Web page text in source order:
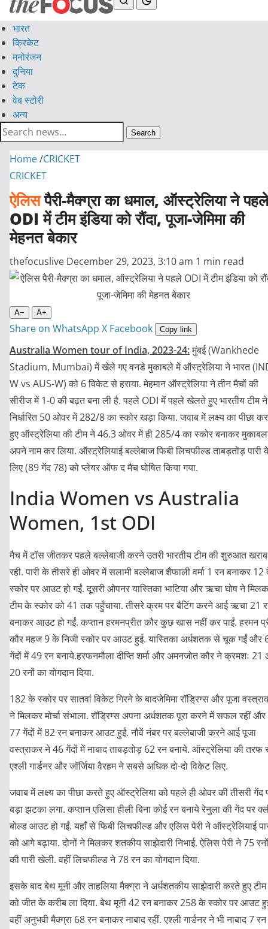
भारत
क्रिकेट
मनोरंजन
दुनिया
टेक
वेब स्टोरी
अन्य
Search
Home/CRICKET
CRICKET
ऐलिसपैरी-मैक्ग्रा का धमाल, ऑस्ट्रेलिया ने पहले
ODI में टीम इंडिया को रौंदा, पूजा-जेमिमा की
मेहनत बेकार
thefocuslive December 29, 2023, 3:10 am 1 min read
A− A+
Share on WhatsApp X Facebook Copy link
Australia Women tour of India, 2023-24:मुंबई (Wankhede
Stadium, Mumbai) में खेले गए वनडे मुकाबले में ऑस्ट्रेलिया ने भारत
W vs AUS-W) को 6 विकेट से हराया. मेहमान ऑस्ट्रेलिया ने तीन मैचों की
सीरीज में 1-0 की बढ़त बना ली है. पहले ODI में पहले खेलते हुए भारतीय टीम ने
निर्धारित 50 ओवर में 282/8 का स्कोर खड़ा किया. जवाब में लक्ष्य का पीछा
हुए ऑस्ट्रेलिया की टीम ने 46.3 ओवर में ही 285/4 का स्कोर बनाकर
अपने नाम कर लिया. ऑस्ट्रेलियाई बल्लेबाज फिबी लिचफील्ड ताबड़तोड़ पारी
लिए (89 गेंद 78) को प्लेयर ऑफ द मैच घोषित किया गया.
India Women vs Australia
Women, 1st ODI
मैच में टॉस जीतकर पहले बल्लेबाजी करने उतरी भारतीय टीम की शुरुआत खराब
रही. पारी के तीसरे ही ओवर में सलामी बल्लेबाज शैफाली वर्मा 1 रन बनाकर
स्कोर पर आउट हो गईं. दूसरी ओपनर यास्तिका भाटिया और ऋचा घोष ने
टीम के स्कोर को 41 तक पहुँचाया. तीसरे क्रम पर बैटिंग करने आई ऋचा 21
बनाकर आउट हो गईं. कप्तान हरमनप्रीत कौर कुछ खास नहीं कर पाईं. हरमन
कौर महज 9 के निजी स्कोर पर आउट हुई. यास्तिका अर्धशतक से चूक गईं और
गेंदों में 49 रन बनाये.हरफनमौला दीप्ति शर्मा और अमनजोत कौर ने क्रमशः
20 रनों का योगदान दिया.
182 के स्कोर पर सातवां विकेट गिरने के बादजेमिमा रॉड्रिग्स और पूजा
ने मिलकर मोर्चा संभाला. रॉड्रिग्स अपना अर्धशतक पूरा करने में सफल रहीं और
77 गेंदों में 82 रन बनाकर आउट हुईं. नौवें नंबर पर बल्लेबाजी करने आई पूजा
वस्त्राकर ने 46 गेंदों में नाबाद ताबड़तोड़ 62 रन बनाये. ऑस्ट्रेलिया की तरफ
एश्ली गार्डनर और जॉर्जिया वैरहम ने सबसे अधिक दो-दो विकेट लिए.
जवाब में लक्ष्य का पीछा करते हुए ऑस्ट्रेलिया को पहले ही ओवर की तीसरी गेंद
बड़ा झटका लगा. कप्तान एलिसा हीली बिना कोई रन बनाये रेनुला की गेंद पर
बोल्ड आउट हो गईं. यहाँ से फिबी लिचफील्ड और एलिस पेरी ने ऑस्ट्रेलियाई
को आगे बढ़ाया. दोनों ने मिलकर शतकीय साझेदारी निभाई. ऐलिस पेरी ने 75 रनों
की पारी खेली. वहीं लिचफील्ड ने 78 रन का योगदान दिया.
इसके बाद बेथ मूनी और ताहलिया मैक्ग्रा ने अर्धशतकीय साझेदारी करते हुए टीम
को जीत के करीब ला दिया. बेथ मूनी 42 रन बनाकर 258 के स्कोर पर आउट
वहीं अनुभवी मैक्ग्रा 68 रन बनाकर नाबाद रहीं. एश्ली गार्डनर ने भी नाबाद 7 रन